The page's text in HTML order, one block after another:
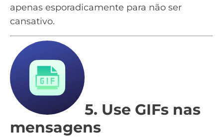
apenas esporadicamente para não ser
cansativo.
5. Use GIFs nas
mensagens